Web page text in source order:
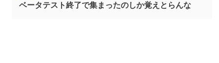
ベータテスト終了で集まったのしか覚えとらんな